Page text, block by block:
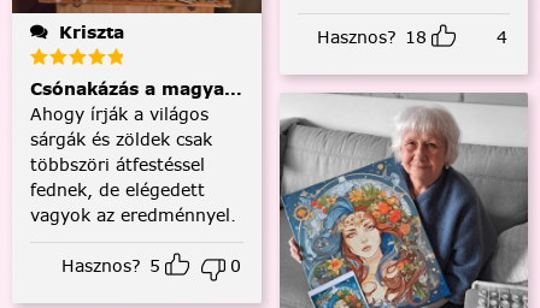
Kriszta
Csónakázás a magyar tengeren
Ahogy írják a világos
sárgák és zöldek csak
többszöri átfestéssel
fednek, de elégedett
vagyok az eredménnyel.
Hasznos? 5 0
Hasznos? 18 4